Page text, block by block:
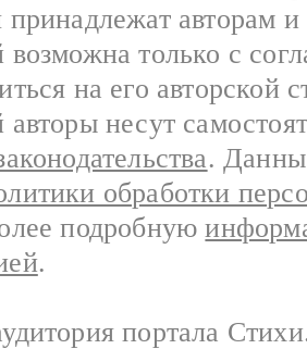
принадлежат авторам
возможна только с
на его авторской
авторы несут
.
обработки
подробную
.
портала